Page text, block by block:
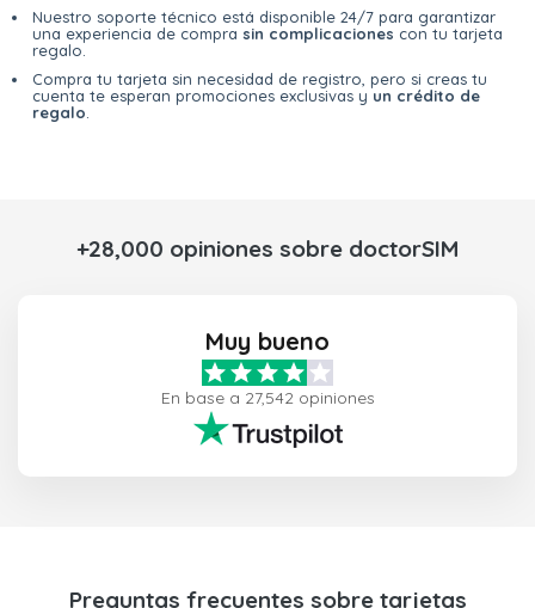
Nuestro soporte técnico está disponible 24/7 para garantizar
una experiencia de compra sin complicaciones con tu tarjeta
regalo.
Compra tu tarjeta sin necesidad de registro, pero si creas tu
cuenta te esperan promociones exclusivas y un crédito de
regalo
+28,000 opiniones sobre doctorSIM
Muy bueno
En base a 27,542 opiniones
Preguntas frecuentes sobre tarjetas